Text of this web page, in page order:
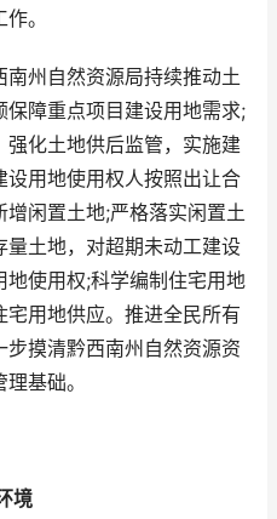
。
州自然资源局持续推动土
障重点项目建设用地需求;
化土地供后监管，实施建
用地使用权人按照出让合
闲置土地;严格落实闲置土
土地，对超期未动工建设
使用权;科学编制住宅用地
用地供应。推进全民所有
摸清黔西南州自然资源资
基础。
境